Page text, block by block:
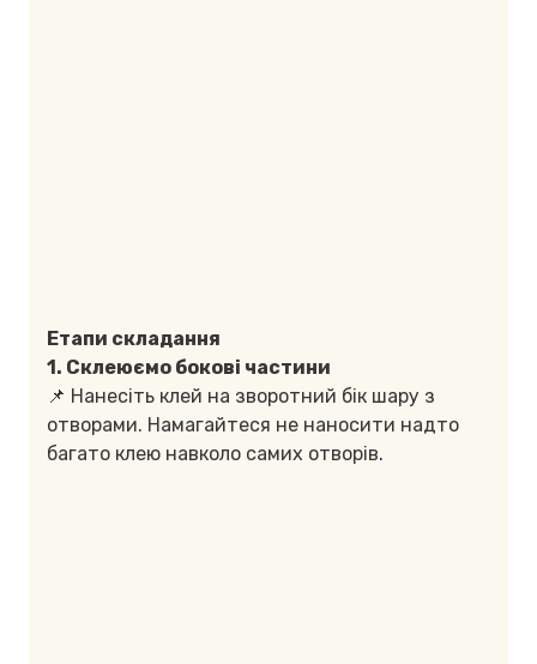
Етапи складання
1. Склеюємо бокові частини
📌 Нанесіть клей на зворотний бік шару з
отворами. Намагайтеся не наносити надто
багато клею навколо самих отворів.